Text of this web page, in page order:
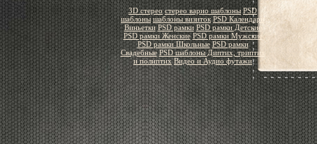
3D стерео стерео варио шаблоны PSD
шаблоны шаблоны визиток PSD Календари
Виньетки PSD рамки PSD рамки Детские
PSD рамки Женские PSD рамки Мужские
PSD рамки Школьные PSD рамки
Свадебные PSD шаблоны Диптих, триптих
и полиптих Видео и Аудио футажи